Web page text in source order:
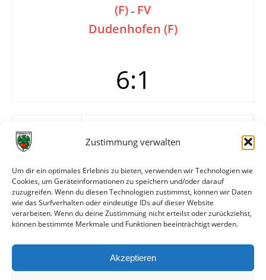
Zustimmung verwalten
Um dir ein optimales Erlebnis zu bieten, verwenden wir Technologien wie
Cookies, um Geräteinformationen zu speichern und/oder darauf
zuzugreifen. Wenn du diesen Technologien zustimmst, können wir Daten
wie das Surfverhalten oder eindeutige IDs auf dieser Website
verarbeiten. Wenn du deine Zustimmung nicht erteilst oder zurückziehst,
können bestimmte Merkmale und Funktionen beeinträchtigt werden.
Akzeptieren
(F) – FV
Dudenhofen (F)
6:1
1:1 Becker (46.)
2:1 Greiner (57.)
4:1 Lütz (72.)
5:1 Lütz (73.)
6:1 Becker (77.)
Alle bisherigen Partien der beiden Mannschaften
anzeigen